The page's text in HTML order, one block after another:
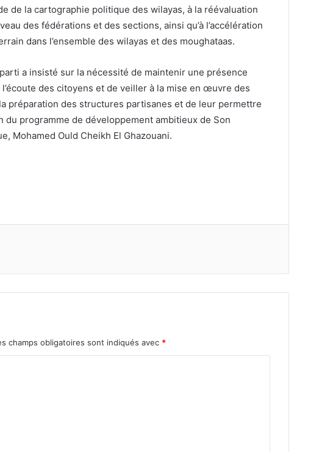
de la cartographie politique des wilayas, à la réévaluation
des fédérations et des sections, ainsi qu’à l’accélération
dans l’ensemble des wilayas et des moughataas.
a insisté sur la nécessité de maintenir une présence
des citoyens et de veiller à la mise en œuvre des
préparation des structures partisanes et de leur permettre
du programme de développement ambitieux de Son
Mohamed Ould Cheikh El Ghazouani.
champs obligatoires sont indiqués avec *